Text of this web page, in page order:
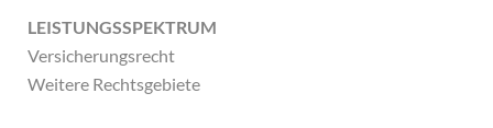
LEISTUNGSSPEKTRUM
Versicherungsrecht
Weitere Rechtsgebiete